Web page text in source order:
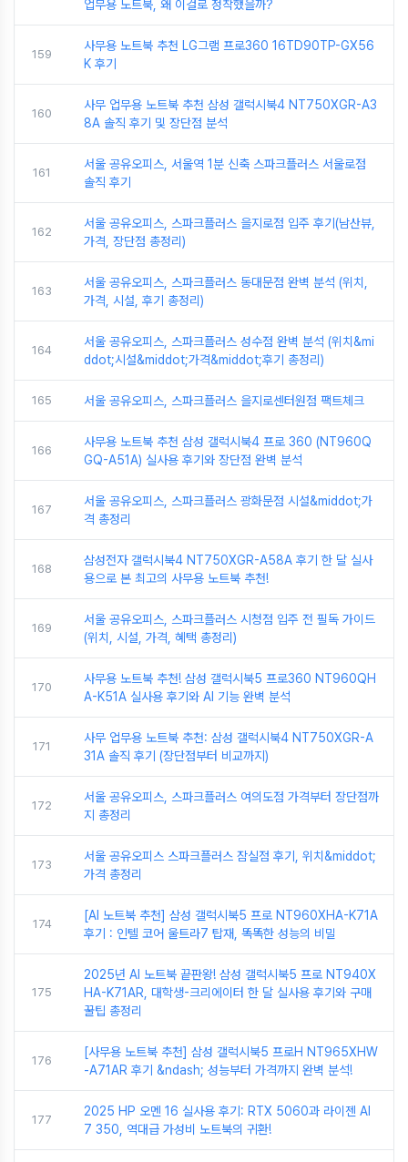
업무용 노트북, 왜 이걸로 정착했을까?
159
사무용 노트북 추천 LG그램 프로360 16TD90TP-GX56
K 후기
160
사무 업무용 노트북 추천 삼성 갤럭시북4 NT750XGR-A3
8A 솔직 후기 및 장단점 분석
161
서울 공유오피스, 서울역 1분 신축 스파크플러스 서울로점
솔직 후기
162
서울 공유오피스, 스파크플러스 을지로점 입주 후기(남산뷰,
가격, 장단점 총정리)
163
서울 공유오피스, 스파크플러스 동대문점 완벽 분석 (위치,
가격, 시설, 후기 총정리)
164
서울 공유오피스, 스파크플러스 성수점 완벽 분석 (위치&mi
ddot;시설&middot;가격&middot;후기 총정리)
165 서울 공유오피스, 스파크플러스 을지로센터원점 팩트체크
166
사무용 노트북 추천 삼성 갤럭시북4 프로 360 (NT960Q
GQ-A51A) 실사용 후기와 장단점 완벽 분석
167
서울 공유오피스, 스파크플러스 광화문점 시설&middot;가
격 총정리
168
삼성전자 갤럭시북4 NT750XGR-A58A 후기 한 달 실사
용으로 본 최고의 사무용 노트북 추천!
169
서울 공유오피스, 스파크플러스 시청점 입주 전 필독 가이드
(위치, 시설, 가격, 혜택 총정리)
170
사무용 노트북 추천! 삼성 갤럭시북5 프로360 NT960QH
A-K51A 실사용 후기와 AI 기능 완벽 분석
171
사무 업무용 노트북 추천: 삼성 갤럭시북4 NT750XGR-A
31A 솔직 후기 (장단점부터 비교까지)
172
서울 공유오피스, 스파크플러스 여의도점 가격부터 장단점까
지 총정리
173
서울 공유오피스 스파크플러스 잠실점 후기, 위치&middot;
가격 총정리
174
[AI 노트북 추천] 삼성 갤럭시북5 프로 NT960XHA-K71A
후기 : 인텔 코어 울트라7 탑재, 똑똑한 성능의 비밀
175
2025년 AI 노트북 끝판왕! 삼성 갤럭시북5 프로 NT940X
HA-K71AR, 대학생-크리에이터 한 달 실사용 후기와 구매
꿀팁 총정리
176
[사무용 노트북 추천] 삼성 갤럭시북5 프로H NT965XHW
-A71AR 후기 &ndash; 성능부터 가격까지 완벽 분석!
177
2025 HP 오멘 16 실사용 후기: RTX 5060과 라이젠 AI
7 350, 역대급 가성비 노트북의 귀환!